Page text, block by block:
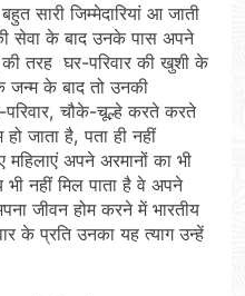
सारी जिम्मेदारि‍यां आ जाती
सेवा के बाद उनके पास अपने
तरह घर-परिवार की खुशी के
जन्म के बाद तो उनकी
परिवार, चौके-चूल्हे करते करते
जाता है, पता ही नहीं
अपने अरमानों का भी
नहीं मिल पाता है वे अपने
जीवन होम करने में भारतीय
के प्रति उनका यह त्याग उन्हें